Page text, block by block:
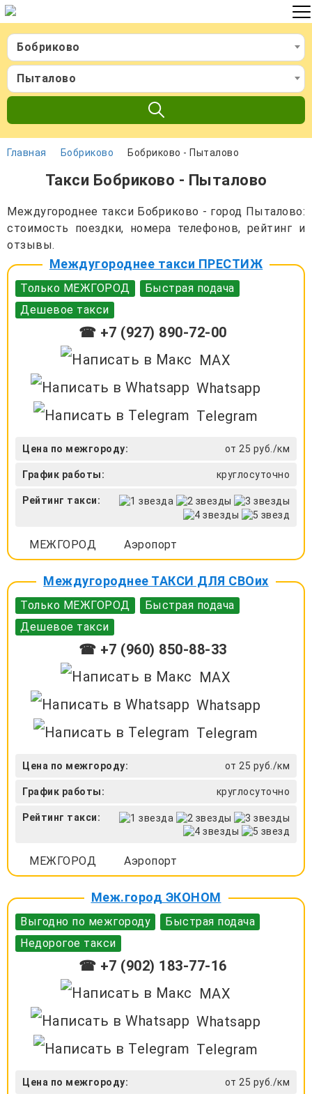
Бобриково
Пыталово
Главная Бобриково Бобриково - Пыталово
Такси Бобриково - Пыталово
Междугороднее такси Бобриково - город Пыталово:
стоимость поездки, номера телефонов, рейтинг и
отзывы.
Междугороднее такси ПРЕСТИЖ
Только МЕЖГОРОД
Быстрая подача
Дешевое такси
☎ +7 (927) 890-72-00
MAX
Whatsapp
Telegram
Цена по межгороду: от 25 руб./км
График работы: круглосуточно
Рейтинг такси:
МЕЖГОРОД Аэропорт
Междугороднее ТАКСИ ДЛЯ СВОих
Только МЕЖГОРОД
Быстрая подача
Дешевое такси
☎ +7 (960) 850-88-33
MAX
Whatsapp
Telegram
Цена по межгороду: от 25 руб./км
График работы: круглосуточно
Рейтинг такси:
МЕЖГОРОД Аэропорт
Меж.город ЭКОНОМ
Выгодно по межгороду
Быстрая подача
Недорогое такси
☎ +7 (902) 183-77-16
MAX
Whatsapp
Telegram
Цена по межгороду: от 25 руб./км